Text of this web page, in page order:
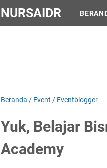
NURSAIDR
Beranda / Event / Eventblogger
Yuk, Belajar
Academy